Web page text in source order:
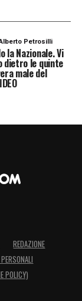
Petrosilli
la Nazionale. Vi
dietro le quinte
male del
REDAZIONE
POLICY)